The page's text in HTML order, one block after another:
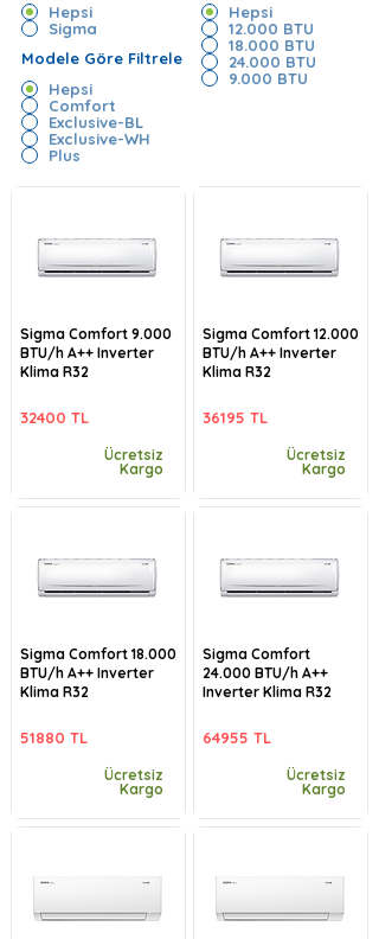
Hepsi
Sigma
Modele Göre Filtrele
Hepsi
Comfort
Exclusive-BL
Exclusive-WH
Plus
Hepsi
12.000 BTU
18.000 BTU
24.000 BTU
9.000 BTU
Sigma Comfort 9.000
BTU/h A++ Inverter
Klima R32
32400 TL
Ücretsiz
Kargo
Sigma Comfort 18.000
BTU/h A++ Inverter
Klima R32
51880 TL
Ücretsiz
Kargo
Sigma Comfort 12.000
BTU/h A++ Inverter
Klima R32
36195 TL
Ücretsiz
Kargo
Sigma Comfort
24.000 BTU/h A++
Inverter Klima R32
64955 TL
Ücretsiz
Kargo